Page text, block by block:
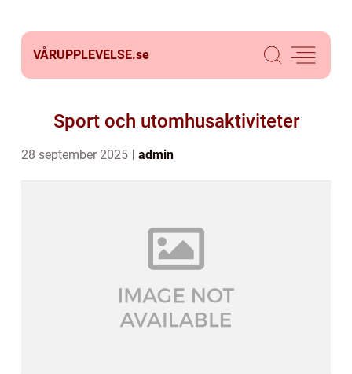
VÅRUPPLEVELSE.se
Sport och utomhusaktiviteter
28 september 2025 admin